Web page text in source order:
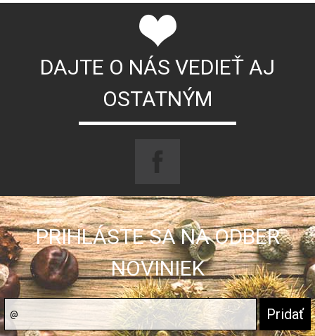
DAJTE O NÁS VEDIEŤ AJ
OSTATNÝM
PRIHLÁSTE SA NA ODBER
NOVINIEK